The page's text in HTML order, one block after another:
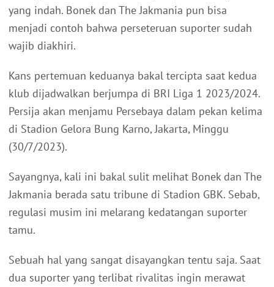
yang indah. Bonek dan The Jakmania pun bisa
menjadi contoh bahwa perseteruan suporter sudah
wajib diakhiri.
Kans pertemuan keduanya bakal tercipta saat kedua
klub dijadwalkan berjumpa di BRI Liga 1 2023/2024.
Persija akan menjamu Persebaya dalam pekan kelima
di Stadion Gelora Bung Karno, Jakarta, Minggu
(30/7/2023).
Sayangnya, kali ini bakal sulit melihat Bonek dan The
Jakmania berada satu tribune di Stadion GBK. Sebab,
regulasi musim ini melarang kedatangan suporter
tamu.
Sebuah hal yang sangat disayangkan tentu saja. Saat
dua suporter yang terlibat rivalitas ingin merawat